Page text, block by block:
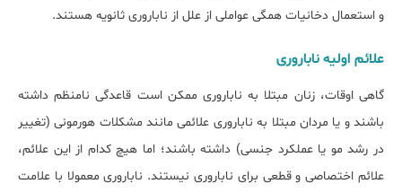
و استعمال دخانیات همگی عواملی از علل از ناباروری ثانویه هستند.
علائم اولیه ناباروری
گاهی اوقات، زنان مبتلا به ناباروری ممکن است قاعدگی نامنظم داشته
باشند و یا مردان مبتلا به ناباروری علائمی مانند مشکلات هورمونی (تغییر
در رشد مو یا عملکرد جنسی) داشته باشند؛ اما هیچ کدام از این علائم،
علائم اختصاصی و قطعی برای ناباروری نیستند. ناباروری معمولا با علامت